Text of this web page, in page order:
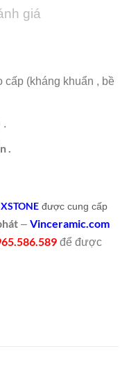
giá
cấp (kháng khuẩn , bề
.
.
được cung cấp
– Vinceramic.com
để được